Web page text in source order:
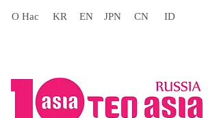
О Нас KR EN JPN CN ID